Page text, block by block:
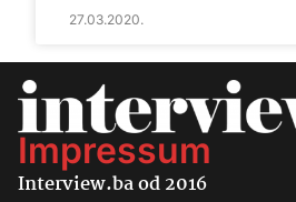
27.03.2020.
Impressum
Interview.ba od 2016